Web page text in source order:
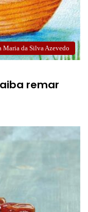
Maria da Silva Azevedo
remar